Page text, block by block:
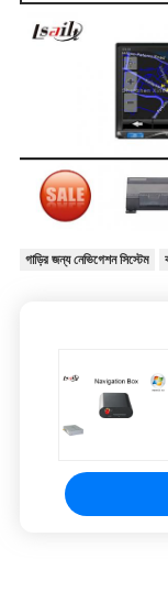
গাড়ির জন্য নেভিগেশন সিস্টেম